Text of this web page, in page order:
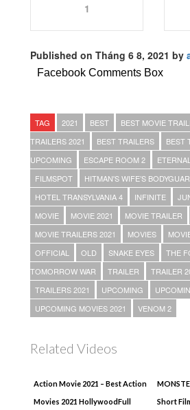
1
Published on Tháng 6 8, 2021 by
Facebook Comments Box
TAG 2021 BEST BEST MOVIE
TRAILERS 2021
BEST TRAILERS BEST
UPCOMING
ESCAPE ROOM 2
FILMSPOT
HITMAN'S WIFE’S
HOTEL TRANSYLVANIA 4
INFINITE
MOVIE
MOVIE 2021 MOVIE TRAILER
MOVIE TRAILERS 2021
MOVIES
OFFICIAL
OLD SNAKE EYES THE
TOMORROW WAR
TRAILER TRAILER
TRAILERS 2021
UPCOMING
UPCOMING MOVIES 2021
VENOM 2
Related Videos
Action Movie 2021 – Best Action
Movies 2021 HollywoodFull
Short